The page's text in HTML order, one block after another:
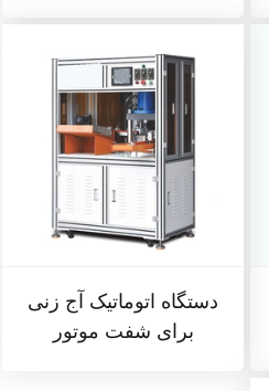
دستگاه اتوماتیک آج زنی
برای شفت موتور